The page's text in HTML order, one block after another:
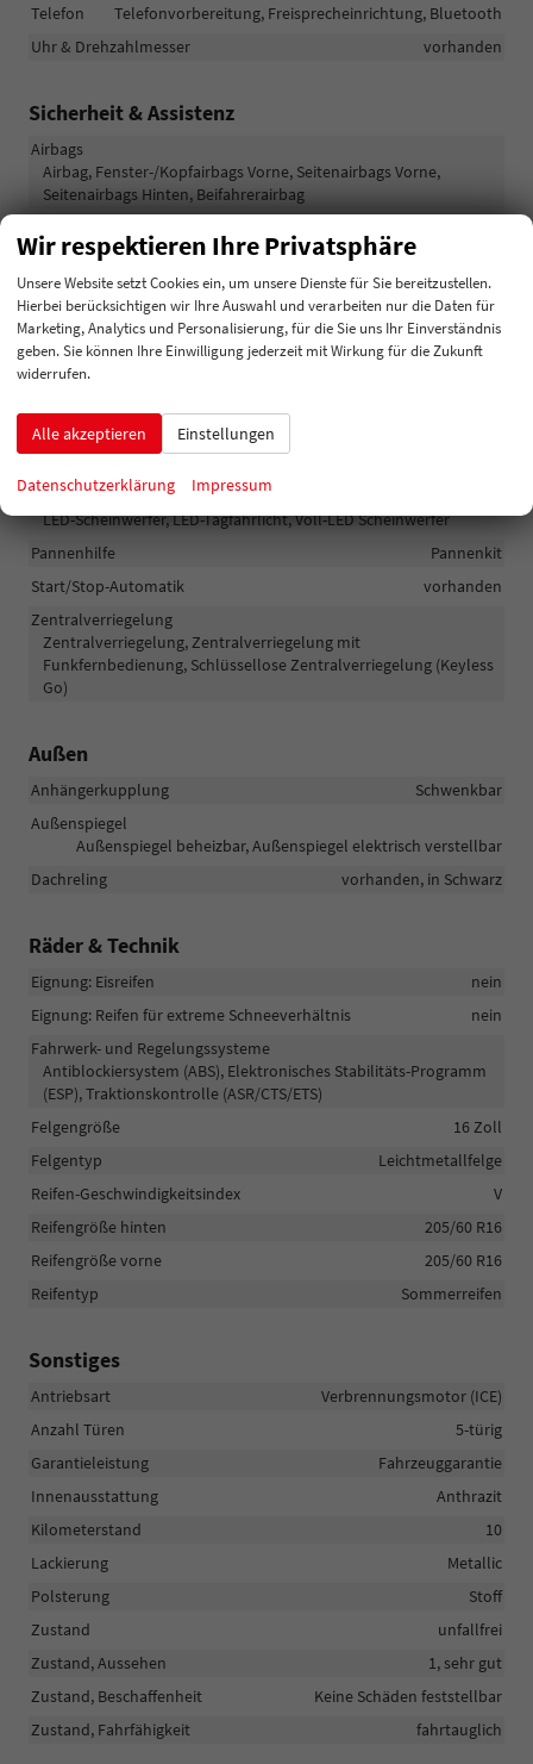
Telefon
Telefonvorbereitung, Freisprecheinrichtung, Bluetooth
Uhr & Drehzahlmesser
vorhanden
Sicherheit & Assistenz
Airbags
Airbag, Fenster-/Kopfairbags Vorne, Seitenairbags Vorne,
Seitenairbags Hinten, Beifahrerairbag
Tempomat, Notbremsassistent (City-Safety), Spurhalteassistent,
Verkehrzeichenerkennung, Müdigkeitserkennungs-Sensor,
Notrufsystem, Geschwindigkeitsbegrenzer
Einparkhilfe
Park Distance Control vorne, Park Distance Control hinten,
Rückfahrkamera
Lenkung
Lichttechnik
Lichtsensor, Nebelscheinwerfer, Tagfahrlicht, LED-Rückleuchten,
LED-Scheinwerfer, LED-Tagfahrlicht, Voll-LED Scheinwerfer
Pannenhilfe
Pannenkit
Start/Stop-Automatik
vorhanden
Zentralverriegelung
Zentralverriegelung, Zentralverriegelung mit
Funkfernbedienung, Schlüssellose Zentralverriegelung (Keyless
Go)
Außen
Anhängerkupplung
Schwenkbar
Außenspiegel
Außenspiegel beheizbar, Außenspiegel elektrisch verstellbar
Dachreling
vorhanden, in Schwarz
Räder & Technik
Eignung: Eisreifen
nein
Eignung: Reifen für extreme Schneeverhältnis
nein
Fahrwerk- und Regelungssysteme
Antiblockiersystem (ABS), Elektronisches Stabilitäts-Programm
(ESP), Traktionskontrolle (ASR/CTS/ETS)
Felgengröße
16 Zoll
Felgentyp
Leichtmetallfelge
Reifen-Geschwindigkeitsindex
V
Reifengröße hinten
205/60 R16
Reifengröße vorne
205/60 R16
Reifentyp
Sommerreifen
Sonstiges
Antriebsart
Verbrennungsmotor (ICE)
Anzahl Türen
5-türig
Garantieleistung
Fahrzeuggarantie
Innenausstattung
Anthrazit
Kilometerstand
10
Lackierung
Metallic
Polsterung
Stoff
Zustand
unfallfrei
Zustand, Aussehen
1, sehr gut
Zustand, Beschaffenheit
Keine Schäden feststellbar
Zustand, Fahrfähigkeit
fahrtauglich
Wir respektieren Ihre Privatsphäre
Unsere Website setzt Cookies ein, um unsere Dienste für Sie bereitzustellen.
Hierbei berücksichtigen wir Ihre Auswahl und verarbeiten nur die Daten für
Marketing, Analytics und Personalisierung, für die Sie uns Ihr Einverständnis
geben. Sie können Ihre Einwilligung jederzeit mit Wirkung für die Zukunft
widerrufen.
Alle akzeptieren Einstellungen
Datenschutzerklärung Impressum